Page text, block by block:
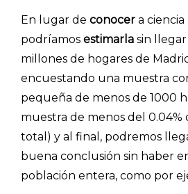
- Encuestas de
- Inteligencia artificial
- Investigación de
- Marketing y encuestas
En lugar de conocer a
podríamos estimarla sin
millones de hogares de
encuestando una muestra
pequeña de menos de 1000
muestra de menos del 0.04%
total) y al final, podremos
buena conclusión sin haber
población entera, como por